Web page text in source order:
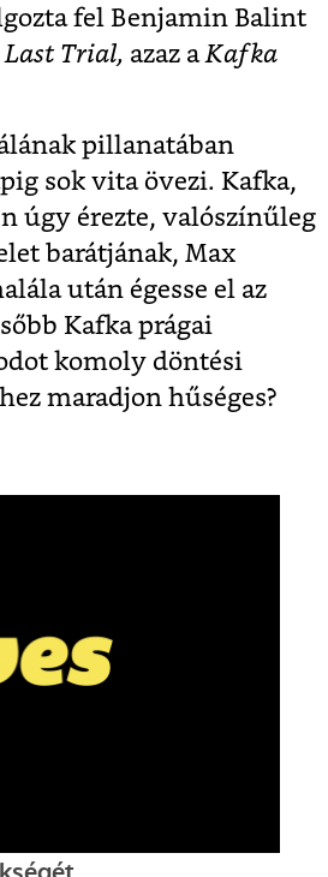
fel Benjamin Balint
Trial, azaz aKafka
pillanatában
sok vita övezi. Kafka,
úgy érezte, valószínűleg
barátjának, Max
után égesse el az
Kafka prágai
komoly döntési
maradjon hűséges?